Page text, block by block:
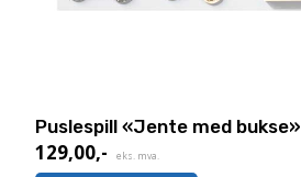
Puslespill «Jente med bukse»
129,00,-
Nåværende
eks. mva.